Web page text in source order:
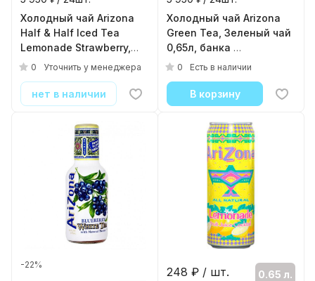
Холодный чай Arizona
Half & Half Iced Tea
Lemonade Strawberry,
Клубника Халф энд
( 24шт./уп. )
0 Уточнить у менеджера
нет в наличии
Холодный чай Arizona
Green Tea, Зеленый чай
0,65л, банка
( 24шт./уп. )
0 Есть в наличии
В корзину
-22%
248 ₽ / шт.
0.65 л.